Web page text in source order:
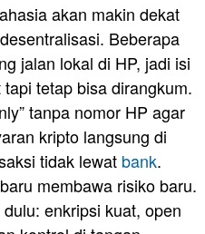
akan makin dekat
Beberapa
jalan lokal di HP, jadi isi
tetap bisa dirangkum.
tanpa nomor HP agar
kripto langsung di
tidak lewat bank.
membawa risiko baru.
enkripsi kuat, open